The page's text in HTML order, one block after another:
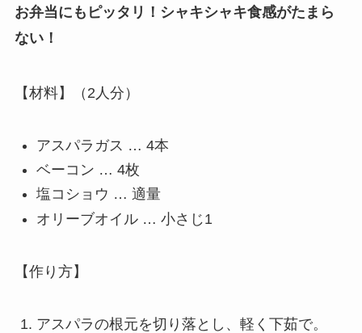
お弁当にもピッタリ！シャキシャキ食感がたまら
ない！
【材料】（2人分）
アスパラガス … 4本
ベーコン … 4枚
塩コショウ … 適量
オリーブオイル … 小さじ1
【作り方】
アスパラの根元を切り落とし、軽く下茹で。